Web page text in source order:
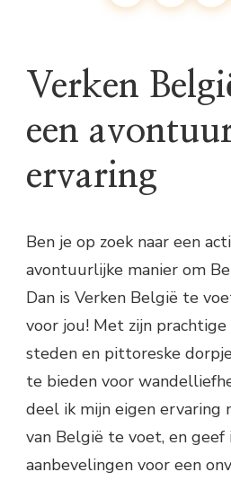
Verken
een
ervaring
Ben je op zoek naar een
avontuurlijke manier om
Dan is Verken België te
voor jou! Met zijn
steden en pittoreske
te bieden voor
deel ik mijn eigen ervaring
van België te voet, en geef
aanbevelingen voor een